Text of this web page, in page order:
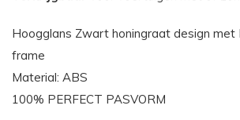
Hoogglans Zwart honingraat design
frame
Material: ABS
100% PERFECT PASVORM